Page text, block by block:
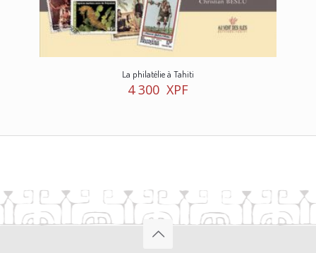
La philatélie à Tahiti
4 300 XPF